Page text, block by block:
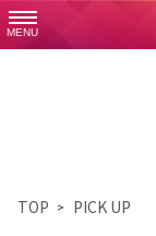
MENU
TOP PICK UP